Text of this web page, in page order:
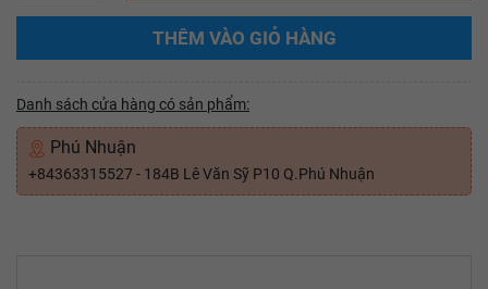
THÊM VÀO GIỎ HÀNG
Danh sách cửa hàng có sản phẩm:
Phú Nhuận
+84363315527 - 184B Lê Văn Sỹ P10 Q.Phú Nhuận